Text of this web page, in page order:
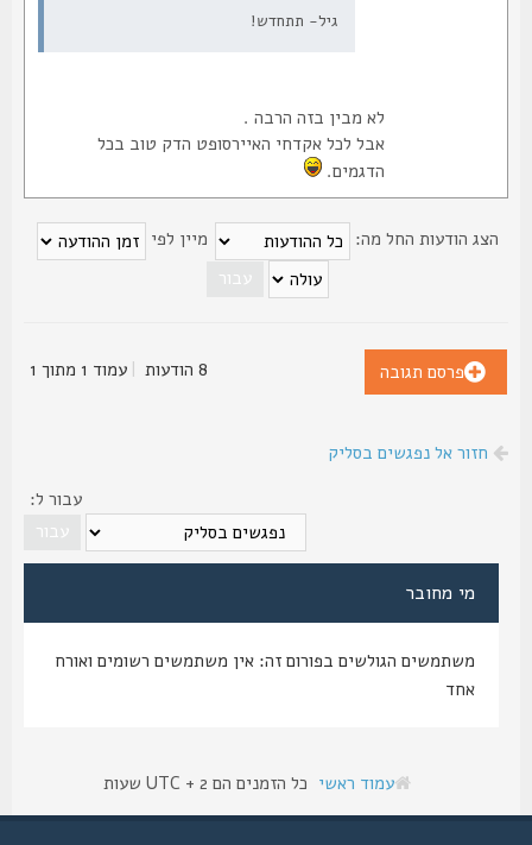
גיל- תתחדש!
לא מבין בזה הרבה .
אבל לכל אקדחי האיירסופט הדק טוב בכל
הדגמים.
הודעות החל מה: מיין לפי
פרסם תגובה |עמוד1מתוך1
חזור אל נפגשים בסליק
עבור ל:
מי מחובר
משתמשים הגולשים בפורום זה: אין משתמשים רשומים ואורח
עמוד ראשי כל הזמנים הם UTC + 2 שעות